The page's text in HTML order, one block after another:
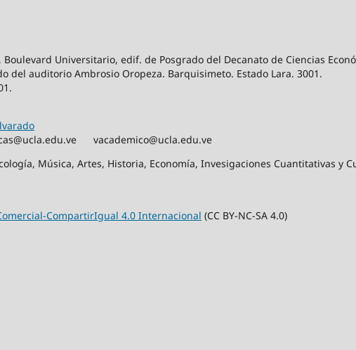
Universitario, edif. de Posgrado del Decanato de Ciencias
del auditorio Ambrosio Oropeza. Barquisimeto. Estado Lara. 3001.
vacademico@ucla.edu.ve
Música, Artes, Historia, Economía, Invesigaciones Cuantitativas y
CompartirIgual 4.0 Internacional (CC BY-NC-SA 4.0)